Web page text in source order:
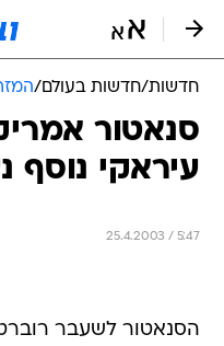
חדשות/חדשות בעולם/
סנאטור
עיראקי נוסף
25.4.2003 / 5:47
הסנאטור לשעבר